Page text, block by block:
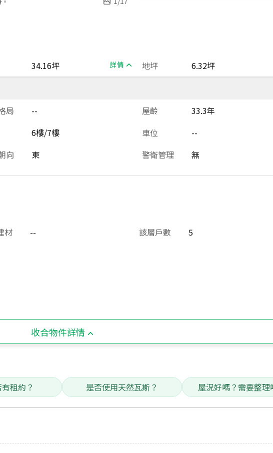
34.16坪 詳情 地坪
6.32坪
局 -- 屋齡
33.3年
6樓/7樓 車位
--
向 東 警衛管理 無
材 -- 該層戶數
5
收合物件詳情
租約？ 是否使用天然瓦斯？ 屋況好嗎？需要整理